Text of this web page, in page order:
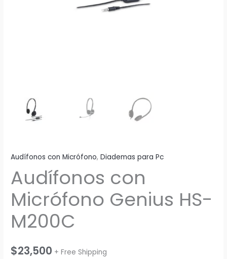
Audífonos con Micrófono,Diademas para Pc
Audífonos con
Micrófono Genius HS-
M200C
$23,500 + Free Shipping